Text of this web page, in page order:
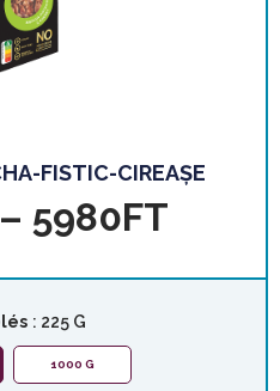
FISTIC-CIREAȘE
– 5980FT
: 225 G
1000 G